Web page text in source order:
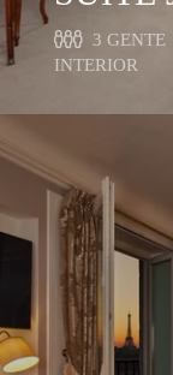
3 GENTE
INTERIOR